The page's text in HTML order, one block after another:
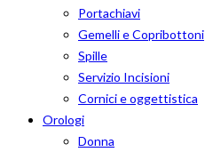
Portachiavi
Gemelli e Copribottoni
Spille
Servizio Incisioni
Cornici e oggettistica
Orologi
Donna